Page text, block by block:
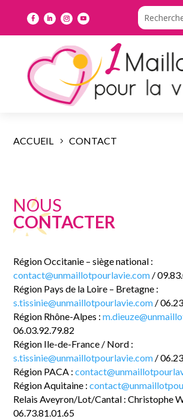
ACCUEIL CONTACT
NOUS
CONTACTER
Région Occitanie – siège national :
contact@unmaillotpourlavie.com /
Région Pays de la Loire – Bretagne :
s.tissinie@unmaillotpourlavie.com /
Région Rhône-Alpes :
06.03.92.79.82
Région Ile-de-France / Nord :
s.tissinie@unmaillotpourlavie.com /
Région PACA :
Région Aquitaine :
Relais Aveyron/Lot/Cantal : Christophe
06.73.81.01.65